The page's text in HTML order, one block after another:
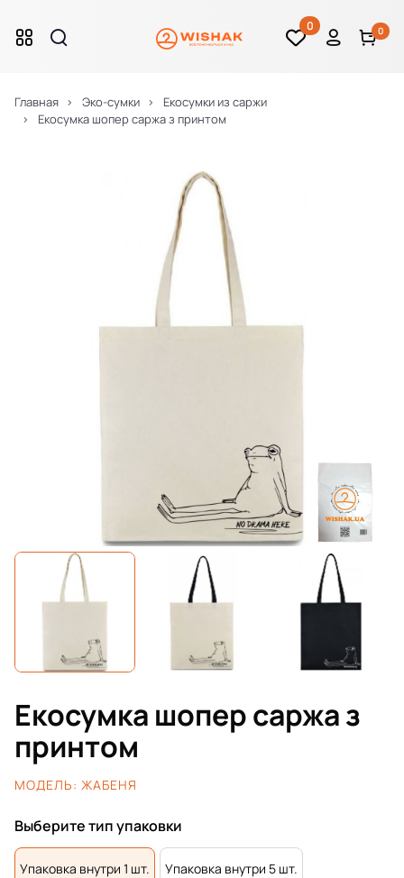
0 0
Главная Эко-сумки
Екосумки из саржи
Екосумка шопер саржа з принтом
Екосумка шопер саржа з
принтом
МОДЕЛЬ: ЖАБЕНЯ
Выберите тип упаковки
Упаковка внутри 1 шт. Упаковка внутри 5 шт.